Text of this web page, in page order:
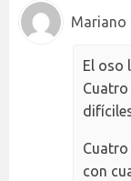
Mariano
El oso
Cuatro
con